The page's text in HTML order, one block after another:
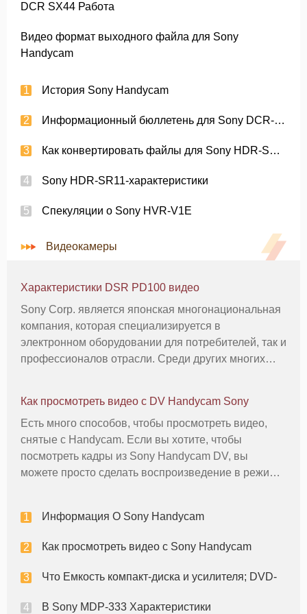
DCR SX44 Работа
Видео формат выходного файла для Sony
Handycam
История Sony Handycam
Информационный бюллетень для Sony DCR-SR100
Как конвертировать файлы для Sony HDR-SR1-МТС
Sony HDR-SR11-характеристики
Спекуляции о Sony HVR-V1E
Видеокамеры
Характеристики DSR PD100 видео
Sony Corp. является японская многонациональная
компания, которая специализируется в
электронном оборудовании для потребителей, так и
профессионалов отрасли. Среди других многих
полупрофессиональных (для потребителей, так
Как просмотреть видео с DV Handycam Sony
Есть много способов, чтобы просмотреть видео,
снятые с Handycam. Если вы хотите, чтобы
посмотреть кадры из Sony Handycam DV, вы
можете просто сделать воспроизведение в режиме
просмотреть его на телевизоре, подк
Информация О Sony Handycam
Как просмотреть видео с Sony Handycam
Что Емкость компакт-диска и усилителя; DVD-
В Sony MDP-333 Характеристики